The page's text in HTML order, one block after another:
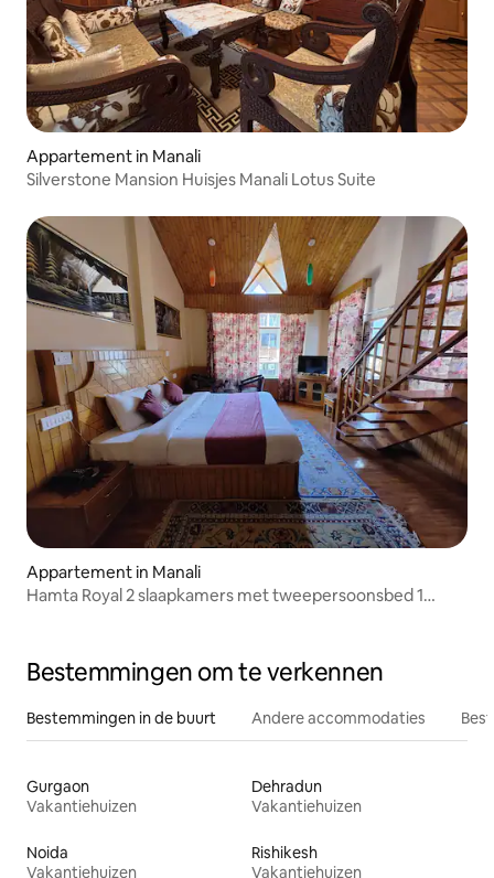
Appartement in Manali
Silverstone Mansion Huisjes Manali Lotus Suite
Appartement in Manali
Hamta Royal 2 slaapkamers met tweepersoonsbed 1
Bestemmingen om te verkennen
Bestemmingen in de buurt Andere accommodaties
Gurgaon
Vakantiehuizen
Dehradun
Vakantiehuizen
Noida
Vakantiehuizen
Rishikesh
Vakantiehuizen